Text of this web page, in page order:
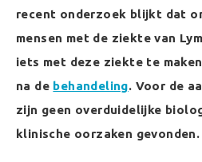
recent onderzoek blijkt dat
mensen met de ziekte van
iets met deze ziekte te
na de behandeling. Voor de
zijn geen overduidelijke
klinische oorzaken gevonden.